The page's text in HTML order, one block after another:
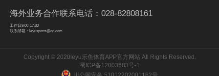
海外业务合作联系电话：028-82808161
工作日9:00-17:30
联系邮箱：leyusports@qq.com
Copyright © 2020leyu乐鱼体育APP官方网站 All Rights Reserved.
蜀ICP备12003683号-1